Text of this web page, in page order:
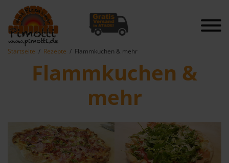
Startseite Rezepte Flammkuchen & mehr
Flammkuchen &
mehr